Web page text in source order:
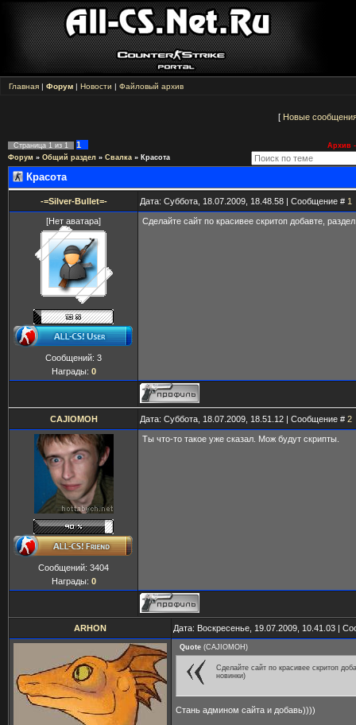
Главная | Форум | Новости | Файловый архив
[ Новые
Страница 1 из 1 1
Архив -
Форум » Общий раздел » Свалка » Красота
Красота
-=Silver-Bullet=- Дата: Суббота, 18.07.2009, 18.48.58 | Сообщение # 1
[Нет аватара]
Сообщений: 3
Награды: 0
Сделайте сайт по красивее скритоп добавте,
CAJIOMOH Дата: Суббота, 18.07.2009, 18.51.12 | Сообщение # 2
Сообщений: 3404
Награды: 0
Ты что-то такое уже сказал. Мож будут скрипты.
ARHON Дата: Воскресенье, 19.07.2009, 10.41.03 |
Quote (CAJIOMOH )
Сделайте сайт по красивее скритоп
новинки)
Стань админом сайта и добавь))))